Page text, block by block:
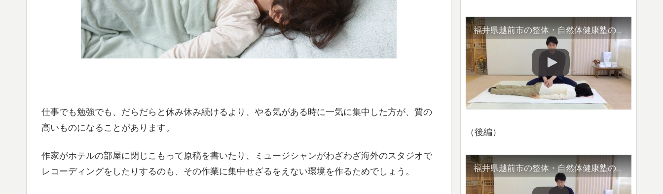
仕事でも勉強でも、だらだらと休み休み続けるより、やる気がある時に一気に集中した方が、質の
高いものになることがあります。
作家がホテルの部屋に閉じこもって原稿を書いたり、ミュージシャンがわざわざ海外のスタジオで
レコーディングをしたりするのも、その作業に集中せざるをえない環境を作るためでしょう。
福井県越前市の整体・自然体健康塾の整体の様子（1）背骨の観察／骨盤他
（後編）
福井県越前市の整体・自然体健康塾の整体の様子（2）腹部や首など